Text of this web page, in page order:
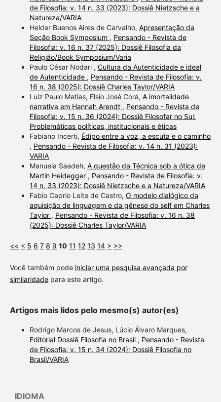
de Filosofia: v. 14 n. 33 (2023): Dossiê Nietzsche e a
Natureza/VARIA
Helder Buenos Aires de Carvalho, Apresentação da
Seção Book Symposium , Pensando - Revista de
Filosofia: v. 16 n. 37 (2025): Dossiê Filosofia da
Religião/Book Symposium/Varia
Paulo César Nodari , Cultura da Autenticidade e ideal
de Autenticidade , Pensando - Revista de Filosofia: v.
16 n. 38 (2025): Dossiê Charles Taylor/VARIA
Luiz Paulo Matias, Elsio José Corá, A imortalidade
narrativa em Hannah Arendt , Pensando - Revista de
Filosofia: v. 15 n. 36 (2024): Dossiê Filosofar no Sul:
Problemáticas políticas, institucionais e éticas
Fabiano Incerti, Édipo entre a voz, a escuta e o caminho
, Pensando - Revista de Filosofia: v. 14 n. 31 (2023):
VARIA
Manuela Saadeh, A questão da Técnica sob a ótica de
Martin Heidegger , Pensando - Revista de Filosofia: v.
14 n. 33 (2023): Dossiê Nietzsche e a Natureza/VARIA
Fabio Caprio Leite de Castro, O modelo dialógico da
aquisição de linguagem e da gênese do self em Charles
Taylor , Pensando - Revista de Filosofia: v. 16 n. 38
(2025): Dossiê Charles Taylor/VARIA
<< < 5 6 7 8 9 10 11 12 13 14 > >>
Você também pode iniciar uma pesquisa avançada por
similaridadepara este artigo.
Artigos mais lidos pelo mesmo(s) autor(es)
Rodrigo Marcos de Jesus, Lúcio Álvaro Marques,
Editorial Dossiê Filosofia no Brasil , Pensando - Revista
de Filosofia: v. 15 n. 34 (2024): Dossiê Filosofia no
Brasil/VARIA
IDIOMA